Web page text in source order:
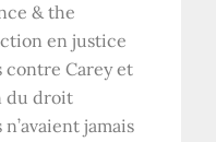
& the
en justice
contre Carey et
du droit
jamais